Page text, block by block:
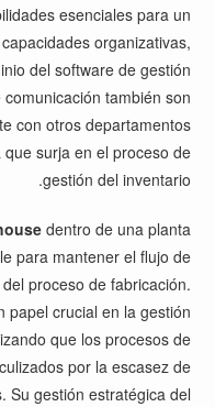
esenciales para un
organizativas,
del software de gestión
también son
con otros departamentos
surja en el proceso de
gestión del inventario.
dentro de una planta
para mantener el flujo de
proceso de fabricación.
papel crucial en la gestión
que los procesos de
por la escasez de
Su gestión estratégica del